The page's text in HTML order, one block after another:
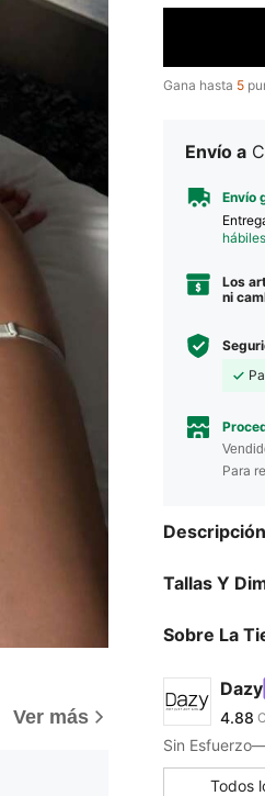
Ver más
Gana hasta 5
Envío a
Envío
hábiles
Los
ni
Para
Descripción
Tallas Y
Sobre La
Dazy
4.88
4.88
4.88
Todos